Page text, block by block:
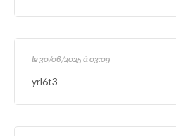
le 30/06/2025 à 03:09
yrl6t3